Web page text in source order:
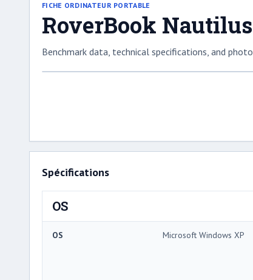
FICHE ORDINATEUR PORTABLE
RoverBook
Benchmark data, technical specifications, and
Spécifications
OS
OS Microsoft Windows XP